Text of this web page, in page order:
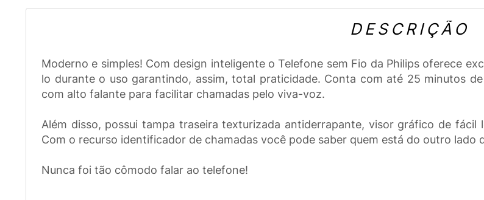
DESCRIÇÃO
Moderno e simples! Com design inteligente o Telefone sem Fio da Philips oferece
lo durante o uso garantindo, assim, total praticidade. Conta com até 25 minutos
com alto falante para facilitar chamadas pelo viva-voz.
Além disso, possui tampa traseira texturizada antiderrapante, visor gráfico de fácil
Com o recurso identificador de chamadas você pode saber quem está do outro lado
Nunca foi tão cômodo falar ao telefone!